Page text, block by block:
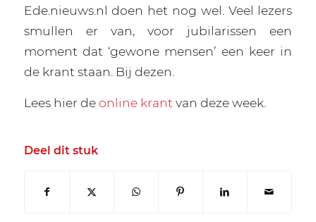
Ede.nieuws.nl doen het nog wel. Veel lezers
smullen er van, voor jubilarissen een
moment dat ‘gewone mensen’ een keer in
de krant staan. Bij dezen.
Lees hier deonline krant van deze week.
Deel dit stuk